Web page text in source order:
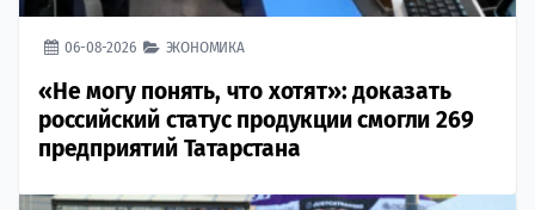
06-08-2026 ЭКОНОМИКА
«Не могу понять, что хотят»: доказать
российский статус продукции смогли 269
предприятий Татарстана